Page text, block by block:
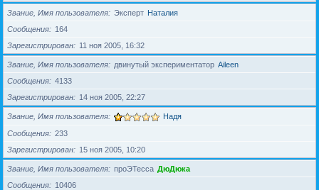
Звание, Имя пользователя Эксперт Наталия
Сообщения
164
Зарегистрирован
11 ноя 2005, 16:32
Звание, Имя пользователя двинутый экспериментатор Aileen
Сообщения
4133
Зарегистрирован
14 ноя 2005, 22:27
Звание, Имя пользователя Надя
Сообщения
233
Зарегистрирован
15 ноя 2005, 10:20
Звание, Имя пользователя проЭТесса ДюДюка
Сообщения
10406